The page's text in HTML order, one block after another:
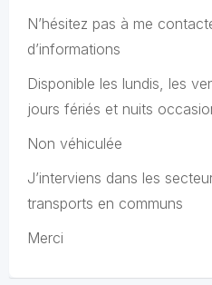
N’hésitez pas à me
d’informations
Disponible les lundis, les
jours fériés et nuits
Non véhiculée
J’interviens dans les
transports en communs
Merci